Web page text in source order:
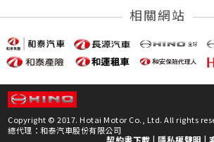
相關網站
Copyright © 2017. Hotai Motor Co., Ltd. All rights
總代理：和泰汽車股份有限公司
契約書下載 |隱私權聲明 |